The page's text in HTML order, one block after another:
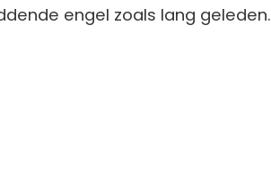
engel zoals lang geleden.